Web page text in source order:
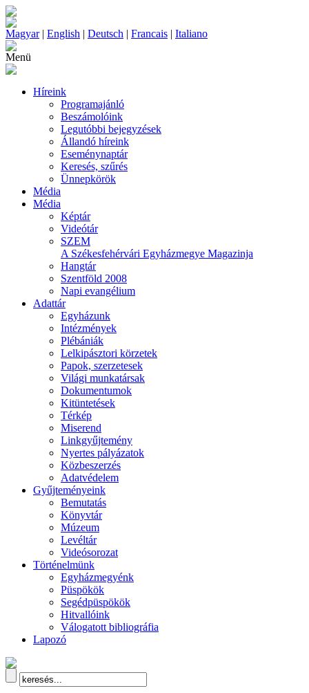
Magyar| English | Deutsch | Francais | Italiano
Menü
Híreink
Programajánló
Beszámolóink
Legutóbbi bejegyzések
Állandó híreink
Eseménynaptár
Keresés, szűrés
Ünnepkörök
Média
Média
Képtár
Videótár
SZEM
A Székesfehérvári Egyházmegye Magazinja
Hangtár
Szentföld 2008
Napi evangélium
Adattár
Egyházunk
Intézmények
Plébániák
Lelkipásztori körzetek
Papok, szerzetesek
Világi munkatársak
Dokumentumok
Kitüntetések
Térkép
Miserend
Linkgyűjtemény
Nyertes pályázatok
Közbeszerzés
Adatvédelem
Gyűjteményeink
Bemutatás
Könyvtár
Múzeum
Levéltár
Videósorozat
Történelmünk
Egyházmegyénk
Püspökök
Segédpüspökök
Hitvallóink
Válogatott bibliográfia
Lapozó